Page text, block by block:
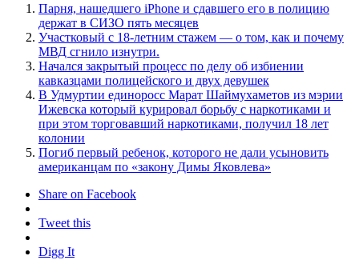
Парня, нашедшего iPhone и сдавшего его в полицию
держат в СИЗО пять месяцев
Участковый с 18-летним стажем — о том, как и почему
МВД сгнило изнутри.
Начался закрытый процесс по делу об избиении
кавказцами полицейского и двух девушек
В Удмуртии единоросс Марат Шаймухаметов из мэрии
Ижевска который курировал борьбу с наркотиками и
при этом торговавший наркотиками, получил 18 лет
колонии
Погиб первый ребенок, которого не дали усыновить
американцам по «закону Димы Яковлева»
Share on Facebook
Tweet this
Digg It